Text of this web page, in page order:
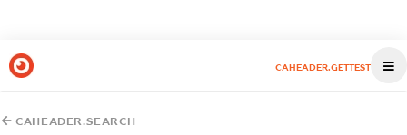
CAHEADER.GETTEST
CAHEADER.SEARCH